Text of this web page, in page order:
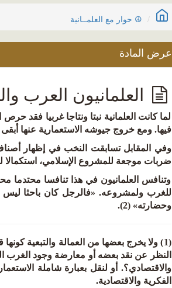
☮ حوار مع العلمــانية
عرض المادة
العلمانيون العرب
لما كانت العلمانية نبتا ونتاجا غربيا فقد
فيها. ومع خروج جيوشه الاستعمارية عنها أبقى
وفي المقابل تسابقت النخب في إظهار أصناف
ضربات موجعة للمشروع الإسلامي، استكمالا
وتنافس العلمانيون في هذا تنافسا محتدما
للغرب ولمشروعه. «فالرجل كان باحثا ليس
وحضارته» (2).
(1) ولا يخرج بعضها من العمالة والتبعية
النظر عن نقد بعضه أو معارضة وجود الغرب
والاقتصادي؟. أو لنقل بعبارة شاملة
الفكرية والاقتصادية.